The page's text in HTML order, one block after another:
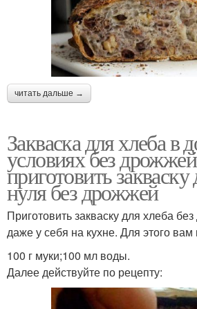
читать дальше →
Закваска для хлеба в
условиях без
приготовить закваску
нуля без дрожжей
Приготовить закваску для хлеба
даже у себя на кухне. Для этого вам
100 г муки;100 мл воды.
Далее действуйте по рецепту: